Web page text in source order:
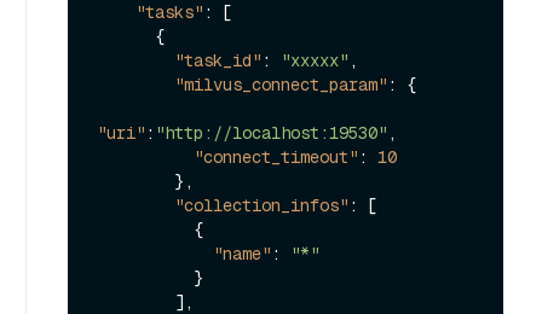
"tasks" :
[
{
"task_id" : "xxxxx" ,
"milvus_connect_param" : {
"uri" : "http://localhost:19530" ,
"connect_timeout" :
10
} ,
"collection_infos" :
[
{
"name" :
"*"
}
] ,